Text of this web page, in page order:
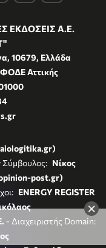
×
ΕΚΔΟΣΕΙΣ Α.Ε.
10679, Ελλάδα
Αττικής
Νίκος
post.gr)
ENERGY REGISTER
- Διαχειριστής Domain: